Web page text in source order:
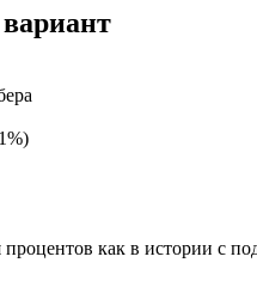
как в истории с